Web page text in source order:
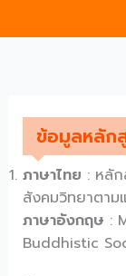
ข้อมูลหลัก
ภาษาไทย : หลั
สังคมวิทยาตาม
ภาษาอังกฤษ :
Buddhistic